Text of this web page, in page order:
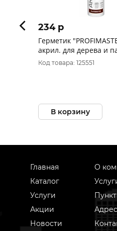
234 p
Герметик
акрил. для дерева и
бук 290 мл (1/12)
"MASTERTEKS" 53357
Код товара: 125551
В корзину
Главная
Каталог
Услуги
Акции
Новости
О